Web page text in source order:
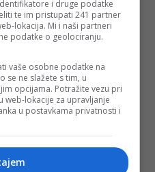
i druge podatke
te im pristupati 241 partner
lokacija. Mi i naši partneri
podatke o geolociranju.
vaše osobne podatke na
se ne slažete s tim, u
opcijama. Potražite vezu pri
web-lokacije za upravljanje
u postavkama privatnosti i